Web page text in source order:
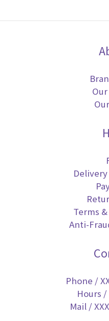
Terms
Anti-
Phone /
Hours /
Mail /